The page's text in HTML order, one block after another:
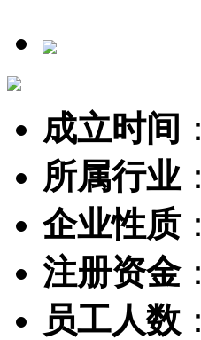
成立时间 ：
所属行业：
企业性质：
注册资金：
员工人数 ：